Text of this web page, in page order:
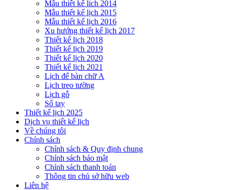
Mẫu thiết kế lich 2014
Mẫu thiết kế lịch 2015
Mẫu thiết kế lịch 2016
Xu hướng thiết kế lịch 2017
Thiết kế lịch 2018
Thiết kế lịch 2019
Thiết kế lịch 2020
Thiết kế lịch 2021
Lịch để bàn chữ A
Lịch treo tường
Lịch gỗ
Sổ tay
Thiết kế lịch 2025
Dịch vụ thiết kế lịch
Về chúng tôi
Chính sách
Chính sách & Quy định chung
Chính sách bảo mật
Chính sách thanh toán
Thông tin chủ sở hữu web
Liên hệ